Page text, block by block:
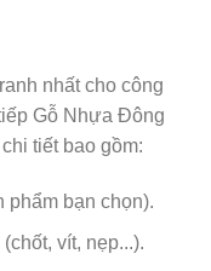
nhất cho công
Gỗ Nhựa Đông
tiết bao gồm:
phẩm bạn chọn).
vít, nẹp...).